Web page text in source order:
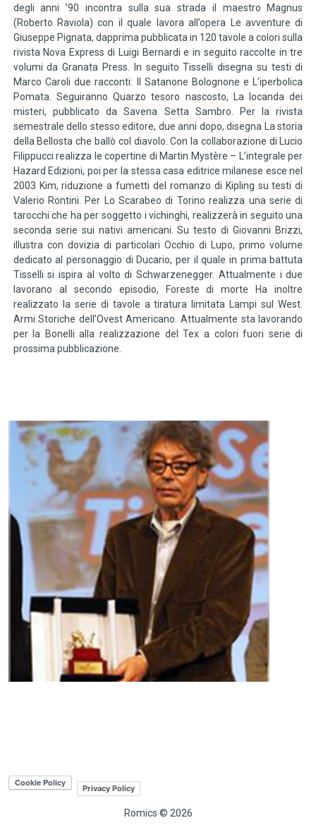
degli anni ’90 incontra sulla sua strada il maestro Magnus
(Roberto Raviola) con il quale lavora all’opera Le avventure di
Giuseppe Pignata, dapprima pubblicata in 120 tavole a colori sulla
rivista Nova Express di Luigi Bernardi e in seguito raccolte in tre
volumi da Granata Press. In seguito Tisselli disegna su testi di
Marco Caroli due racconti: Il Satanone Bolognone e L’iperbolica
Pomata. Seguiranno Quarzo tesoro nascosto, La locanda dei
misteri, pubblicato da Savena Setta Sambro. Per la rivista
semestrale dello stesso editore, due anni dopo, disegna La storia
della Bellosta che ballò col diavolo. Con la collaborazione di Lucio
Filippucci realizza le copertine di Martin Mystère – L’integrale per
Hazard Edizioni, poi per la stessa casa editrice milanese esce nel
2003 Kim, riduzione a fumetti del romanzo di Kipling su testi di
Valerio Rontini. Per Lo Scarabeo di Torino realizza una serie di
tarocchi che ha per soggetto i vichinghi, realizzerà in seguito una
seconda serie sui nativi americani. Su testo di Giovanni Brizzi,
illustra con dovizia di particolari Occhio di Lupo, primo volume
dedicato al personaggio di Ducario, per il quale in prima battuta
Tisselli si ispira al volto di Schwarzenegger. Attualmente i due
lavorano al secondo episodio, Foreste di morte Ha inoltre
realizzato la serie di tavole a tiratura limitata Lampi sul West.
Armi Storiche dell’Ovest Americano. Attualmente sta lavorando
per la Bonelli alla realizzazione del Tex a colori fuori serie di
prossima pubblicazione.
Romics © 2026
Privacy Policy